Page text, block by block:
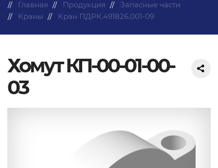
Главная Продукция
Запасные части
Краны
Кран ПДРК.491826.001-09
Хомут КП-00-01-00-
03